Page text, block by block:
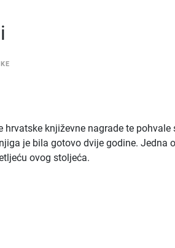
književne nagrade te pohvale
je bila gotovo dvije godine. Jedna
ovog stoljeća.